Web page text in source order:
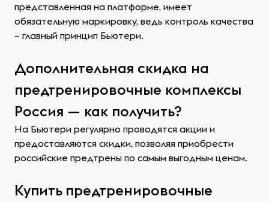
представленная на платформе, имеет
обязательную маркировку, ведь контроль качества
– главный принцип Бьютери.
Дополнительная скидка на
предтренировочные комплексы
Россия — как получить?
На Бьютери регулярно проводятся акции и
предоставляются скидки, позволяя приобрести
российские предтрены по самым выгодным ценам.
Купить предтренировочные